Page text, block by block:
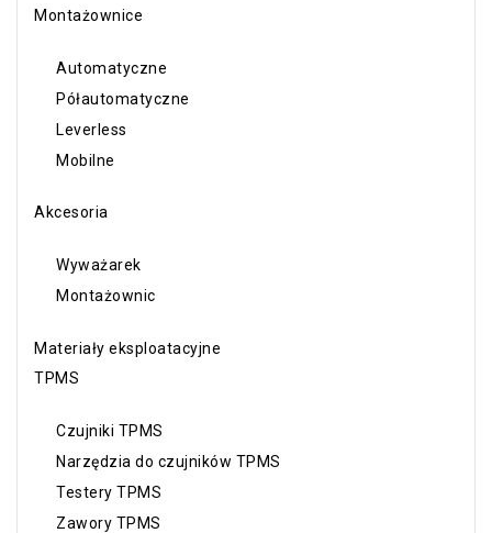
Montażownice
Automatyczne
Półautomatyczne
Leverless
Mobilne
Akcesoria
Wyważarek
Montażownic
Materiały eksploatacyjne
TPMS
Czujniki TPMS
Narzędzia do czujników TPMS
Testery TPMS
Zawory TPMS